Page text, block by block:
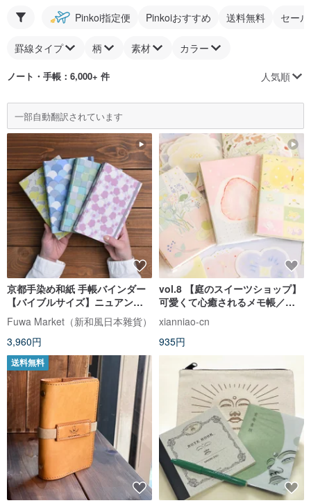
Pinkoi指定便
Pinkoiおすすめ 送料無料 セー
罫線タイプ 柄 素材 カラー
ノート・手帳 ：6,000+ 件 人気順
一部自動翻訳されています
京都手染め和紙 手帳バインダー
【バイブルサイズ】ニュアンス
カラー × 日本の伝統文様 青海
波・梅・市松・銀杏
Fuwa Market（新和風日本雜貨）
3,960円
vol.8 【庭のスイーツショップ】
可愛くて心癒されるメモ帳／塩
系
xianniao-cn
935円
送料無料